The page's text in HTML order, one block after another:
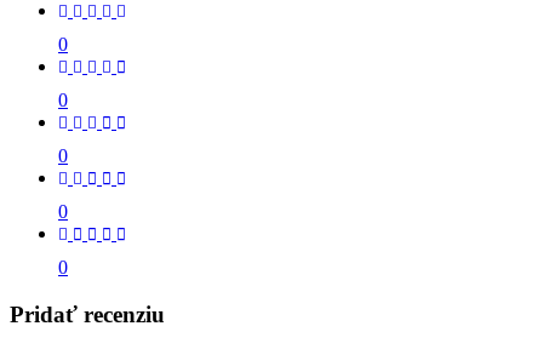
0
0
0
0
0
Pridať recenziu